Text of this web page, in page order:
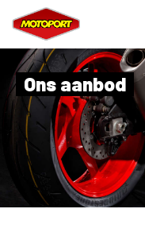
Ons aanbod